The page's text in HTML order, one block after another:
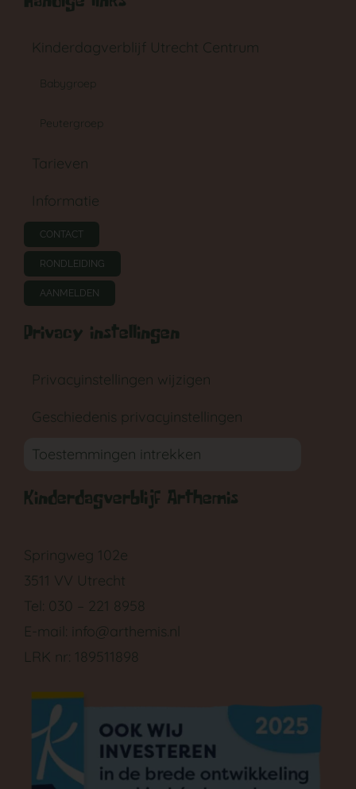
Kinderdagverblijf Utrecht Centrum
Babygroep
Peutergroep
Tarieven
Informatie
CONTACT
RONDLEIDING
AANMELDEN
Privacy instellingen
Privacyinstellingen wijzigen
Geschiedenis privacyinstellingen
Toestemmingen intrekken
Kinderdagverblijf Arthemis
Springweg 102e
3511 VV Utrecht
Tel: 030 – 221 8958
E-mail: info@arthemis.nl
LRK nr: 189511898